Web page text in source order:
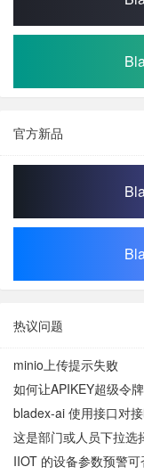
官方新品
热议问题
minio上传提示失败
如何让APIKEY超级令
bladex-ai 使用接口对
这是部门或人员下拉选
IIOT 的设备参数预警可